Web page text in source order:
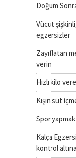
Doğum
Vücut
egzersizler
Zayıflatan
verin
Hızlı kilo
Kışın süt
Spor
Kalça
kontrol altına